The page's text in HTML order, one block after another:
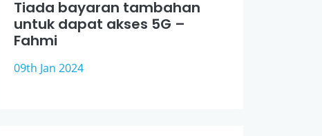
Tiada bayaran tambahan
untuk dapat akses 5G –
Fahmi
09th Jan 2024